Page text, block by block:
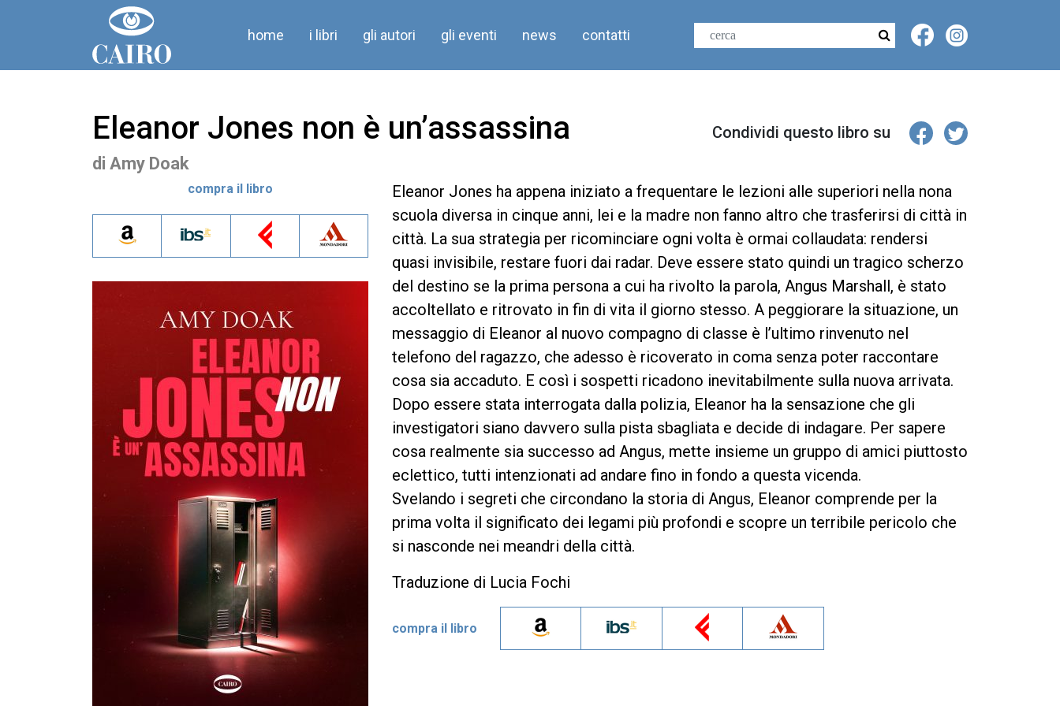
home i libri gli autori gli eventi news contatti
Eleanor Jones non è un’assassina
di Amy Doak
Condividi questo libro su
compra il libro
Eleanor Jones ha appena iniziato a frequentare le lezioni alle superiori nella nona
scuola diversa in cinque anni, lei e la madre non fanno altro che trasferirsi di città in
città. La sua strategia per ricominciare ogni volta è ormai collaudata: rendersi
quasi invisibile, restare fuori dai radar. Deve essere stato quindi un tragico scherzo
del destino se la prima persona a cui ha rivolto la parola, Angus Marshall, è stato
accoltellato e ritrovato in fin di vita il giorno stesso. A peggiorare la situazione, un
messaggio di Eleanor al nuovo compagno di classe è l’ultimo rinvenuto nel
telefono del ragazzo, che adesso è ricoverato in coma senza poter raccontare
cosa sia accaduto. E così i sospetti ricadono inevitabilmente sulla nuova arrivata.
Dopo essere stata interrogata dalla polizia, Eleanor ha la sensazione che gli
investigatori siano davvero sulla pista sbagliata e decide di indagare. Per sapere
cosa realmente sia successo ad Angus, mette insieme un gruppo di amici piuttosto
eclettico, tutti intenzionati ad andare fino in fondo a questa vicenda.
Svelando i segreti che circondano la storia di Angus, Eleanor comprende per la
prima volta il significato dei legami più profondi e scopre un terribile pericolo che
si nasconde nei meandri della città.
Traduzione di Lucia Fochi
compra il libro